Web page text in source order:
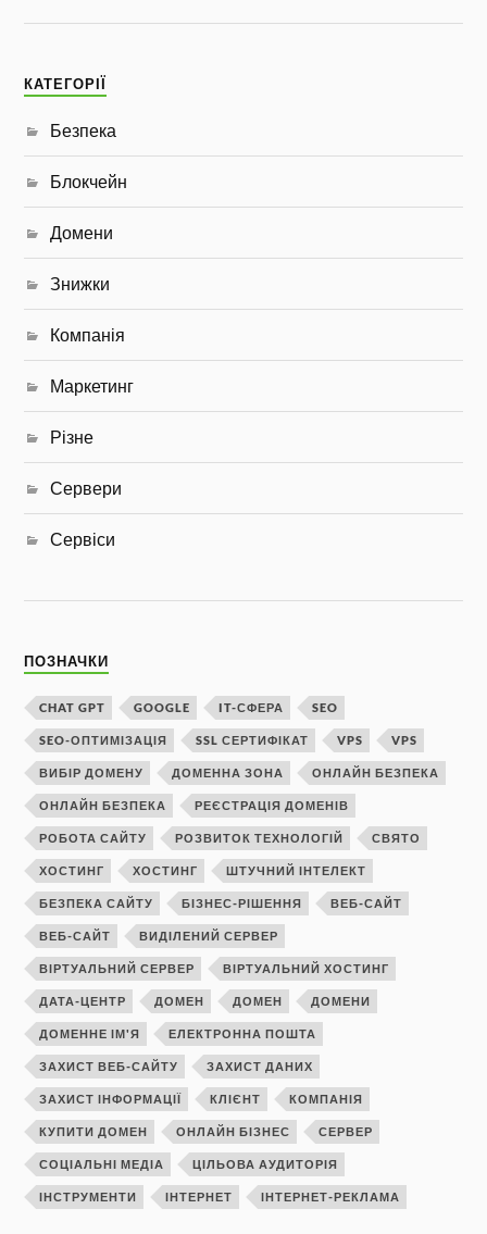
КАТЕГОРІЇ
Безпека
Блокчейн
Домени
Знижки
Компанія
Маркетинг
Різне
Сервери
Сервіси
ПОЗНАЧКИ
CHAT GPT GOOGLE IT-СФЕРА SEO
SEO-ОПТИМІЗАЦІЯ SSL СЕРТИФІКАТ VPS VPS
ВИБІР ДОМЕНУ ДОМЕННА ЗОНА ОНЛАЙН БЕЗПЕКА
ОНЛАЙН БЕЗПЕКА РЕЄСТРАЦІЯ ДОМЕНІВ
РОБОТА САЙТУ РОЗВИТОК ТЕХНОЛОГІЙ СВЯТО
ХОСТИНГ ХОСТИНГ ШТУЧНИЙ ІНТЕЛЕКТ
БЕЗПЕКА САЙТУ БІЗНЕС-РІШЕННЯ ВЕБ-САЙТ
ВЕБ-САЙТ ВИДІЛЕНИЙ СЕРВЕР
ВІРТУАЛЬНИЙ СЕРВЕР ВІРТУАЛЬНИЙ ХОСТИНГ
ДАТА-ЦЕНТР ДОМЕН ДОМЕН ДОМЕНИ
ДОМЕННЕ ІМ'Я ЕЛЕКТРОННА ПОШТА
ЗАХИСТ ВЕБ-САЙТУ ЗАХИСТ ДАНИХ
ЗАХИСТ ІНФОРМАЦІЇ КЛІЄНТ КОМПАНІЯ
КУПИТИ ДОМЕН ОНЛАЙН БІЗНЕС СЕРВЕР
СОЦІАЛЬНІ МЕДІА ЦІЛЬОВА АУДИТОРІЯ
ІНСТРУМЕНТИ ІНТЕРНЕТ ІНТЕРНЕТ-РЕКЛАМА